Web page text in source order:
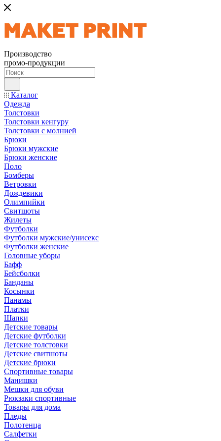
Производство
промо-продукции
Каталог
Одежда
Толстовки
Толстовки кенгуру
Толстовки с молнией
Брюки
Брюки мужские
Брюки женские
Поло
Бомберы
Ветровки
Дождевики
Олимпийки
Свитшоты
Жилеты
Футболки
Футболки мужские/унисекс
Футболки женские
Головные уборы
Бафф
Бейсболки
Банданы
Косынки
Панамы
Платки
Шапки
Детские товары
Детские футболки
Детские толстовки
Детские свитшоты
Детские брюки
Спортивные товары
Манишки
Мешки для обуви
Рюкзаки спортивные
Товары для дома
Пледы
Полотенца
Салфетки